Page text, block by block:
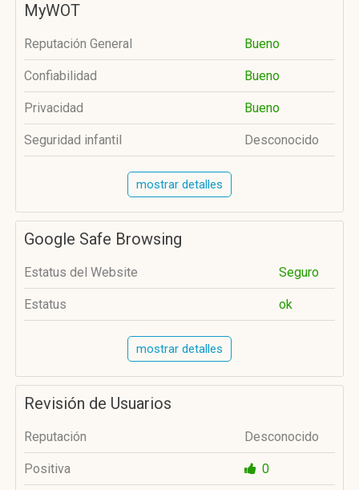
MyWOT
Reputación General Bueno
Confiabilidad Bueno
Privacidad Bueno
Seguridad infantil Desconocido
mostrar detalles
Google Safe Browsing
Estatus del Website Seguro
Estatus ok
mostrar detalles
Revisión de Usuarios
Reputación Desconocido
Positiva 0